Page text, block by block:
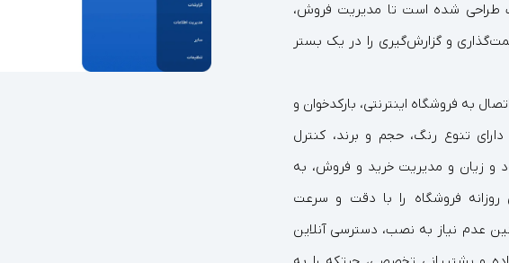
طراحی شده است تا مدیریت فروش،
و گزارش‌گیری را در یک بستر
اتصال به فروشگاه اینترنتی، بارکدخوان و
تنوع رنگ، حجم و برند، کنترل
و زیان و مدیریت خرید و فروش، به
فروشگاه را با دقت و سرعت
عدم نیاز به نصب، دسترسی آنلاین